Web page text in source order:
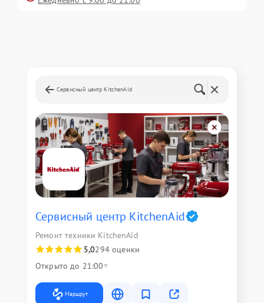
Сервисный центр KitchenAid
Сервисный центр KitchenAid
Ремонт техники KitchenAid
5,0294 оценки
Открыто до 21:00
Маршрут